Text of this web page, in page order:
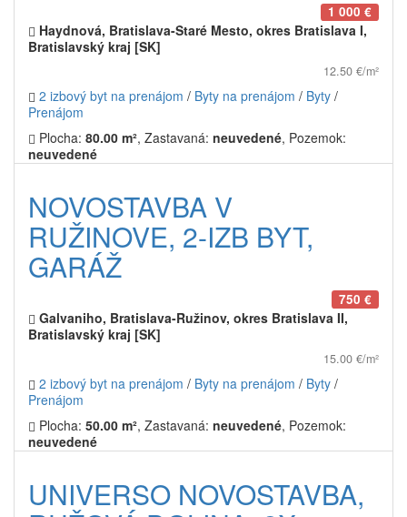
1 000 €
Haydnová, Bratislava-Staré Mesto, okres Bratislava I,
Bratislavský kraj [SK]
12.50 €/m²
2 izbový byt na prenájom / Byty na prenájom / Byty /
Prenájom
Plocha: 80.00 m², Zastavaná: neuvedené, Pozemok:
neuvedené
NOVOSTAVBA V
RUŽINOVE, 2-IZB BYT,
GARÁŽ
750 €
Galvaniho, Bratislava-Ružinov, okres Bratislava II,
Bratislavský kraj [SK]
15.00 €/m²
2 izbový byt na prenájom / Byty na prenájom / Byty /
Prenájom
Plocha: 50.00 m², Zastavaná: neuvedené, Pozemok:
neuvedené
UNIVERSO NOVOSTAVBA,